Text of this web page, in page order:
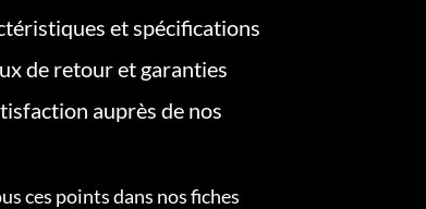
et spécifications
de retour et garanties
auprès de nos
ces points dans nos fiches